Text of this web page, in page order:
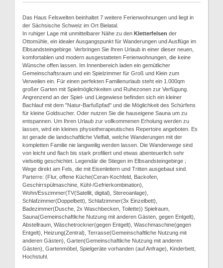
Das Haus Felswelten beinhaltet 7 weitere Ferienwohnungen und liegt in
der Sächsische Schweiz im Ort Bielatal.
In ruhiger Lage mit unmittelbarer Nähe zu den Kletterfelsen der
Ottomühle, ein idealer Ausgangspunkt für Wanderungen und Ausflüge im
Elbsandsteingebirge. Verbringen Sie Ihren Urlaub in einer dieser neuen,
komfortablen und modern ausgestatteten Ferienwohnungen, die keine
Wünsche offen lassen. Im Innenbereich laden ein gemütlicher
Gemeinschaftsraum und ein Spielzimmer für Groß und Klein zum
Verweilen ein. Für einen perfekten Familienurlaub steht ein 1.000qm
großer Garten mit Spielmöglichkeiten und Ruhezonen zur Verfügung.
Angrenzend an der Spiel- und Liegewiese befinden sich ein kleiner
Bachlauf mit dem "Natur-Barfußpfad" und die Möglichkeit des Schürfens
für kleine Goldsucher. Oder nutzen Sie die hauseigene Sauna um zu
entspannen. Um Ihren Urlaub zur vollkommenen Erholung werden zu
lassen, wird ein kleines physiotherapeutisches Repertoire angeboten. Es
ist gerade die landschaftliche Vielfalt, welche Wanderungen mit der
kompletten Familie nie langweilig werden lassen. Die Wanderwege sind
von leicht und flach bis stark profiliert und etwas abenteuerlich sehr
vielseitig geschichtet. Legendär die Stiegen im Elbsandsteingebirge ;
Wege direkt am Fels, die mit Eisenleitern und Tritten ausgebaut sind.
Parterre: (Flur, offene Küche(Ceran-Kochfeld, Backofen,
Geschirrspülmaschine, Kühl-/Gefrierkombination),
Wohn/Esszimmer(TV(Satellit, digital), Stereoanlage),
Schlafzimmer(Doppelbett), Schlafzimmer(3x Einzelbett),
Badezimmer(Dusche, 2x Waschbecken, Toilette)) Spielraum,
Sauna(Gemeinschaftliche Nutzung mit anderen Gästen, gegen Entgelt),
Abstellraum, Wäschetrockner(gegen Entgelt), Waschmaschine(gegen
Entgelt), Heizung(Zentral), Terrasse(Gemeinschaftliche Nutzung mit
anderen Gästen), Garten(Gemeinschaftliche Nutzung mit anderen
Gästen), Gartenmöbel, Spielgeräte vorhanden (auf Anfrage), Kinderbett,
Hochstuhl.